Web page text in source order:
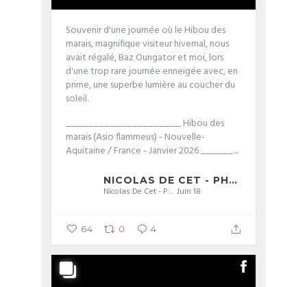
Souvenir d'une journée où le Hibou des
marais, magnifique visiteur hivernal, nous
avait régalé, Baz Oungator et moi, lors
d'une trop rare journée enneigée avec, en
prime, une superbe lumière au coucher du
soleil.
_____________________Hibou des
marais (Asio flammeus) - Nouvelle-
Aquitaine / France - Janvier 2026______...
NICOLAS DE CET - PHOTOGRAPHIE
Nicolas De Cet - Photographie Juin 18
64 0 4